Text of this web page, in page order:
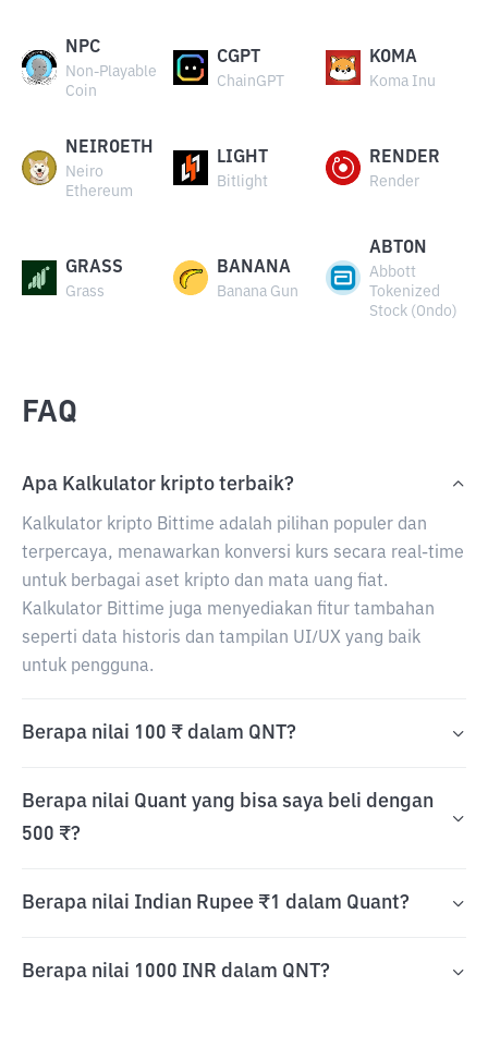
NPC
Non-Playable
Coin
CGPT
ChainGPT
KOMA
Koma Inu
NEIROETH
Neiro
Ethereum
LIGHT
Bitlight
RENDER
Render
GRASS
Grass
BANANA
Banana Gun
ABTON
Abbott
Tokenized
Stock (Ondo)
FAQ
Apa Kalkulator kripto terbaik?
Kalkulator kripto Bittime adalah pilihan populer dan
terpercaya, menawarkan konversi kurs secara real-time
untuk berbagai aset kripto dan mata uang fiat.
Kalkulator Bittime juga menyediakan fitur tambahan
seperti data historis dan tampilan UI/UX yang baik
untuk pengguna.
Berapa nilai 100 ₹ dalam QNT?
Berapa nilai Quant yang bisa saya beli dengan
500 ₹?
Berapa nilai Indian Rupee ₹1 dalam Quant?
Berapa nilai 1000 INR dalam QNT?